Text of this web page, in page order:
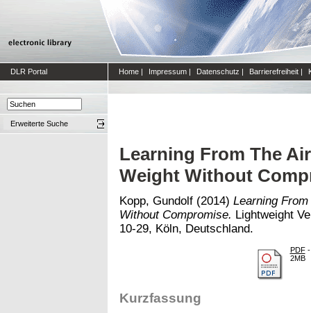
DLR Portal Home | Impressum | Datenschutz | Barrierefreiheit |
Erweiterte Suche
Learning From The
Weight Without
Kopp, Gundolf (2014) Learning
Without Compromise. Lightweight
10-29, Köln, Deutschland.
PDF-
2MB
Kurzfassung